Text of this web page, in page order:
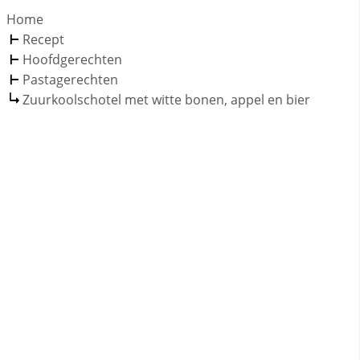
Home
Recept
Hoofdgerechten
Pastagerechten
Zuurkoolschotel met witte bonen, appel en bier